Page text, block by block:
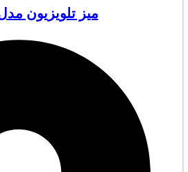
میز تلویزیون